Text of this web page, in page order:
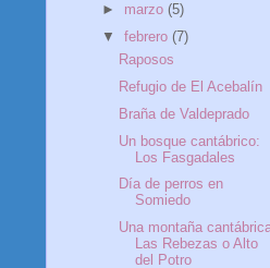
► marzo (5)
▼ febrero (7)
Raposos
Refugio de El Acebalín
Braña de Valdeprado
Un bosque cantábrico:
Los Fasgadales
Día de perros en
Somiedo
Una montaña
Las Rebezas o Alto
del Potro